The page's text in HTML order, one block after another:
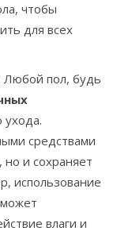
чтобы
для всех
Любой пол, будь
ухода.
средствами
но и сохраняет
использование
влаги и